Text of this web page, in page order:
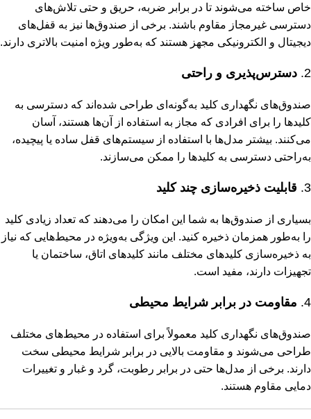
خاص ساخته می‌شوند تا در برابر ضربه، حریق و حتی تلاش‌های
دسترسی غیرمجاز مقاوم باشند. برخی از صندوق‌ها نیز به قفل‌های
دیجیتال و الکترونیکی مجهز هستند که به‌طور ویژه امنیت بالاتری دارند.
2. دسترس‌پذیری و راحتی
صندوق‌های نگهداری کلید به‌گونه‌ای طراحی شده‌اند که دسترسی به
کلیدها را برای افرادی که مجاز به استفاده از آن‌ها هستند، آسان
می‌کنند. بیشتر مدل‌ها با استفاده از سیستم‌های قفل ساده یا پیچیده،
به‌راحتی دسترسی به کلیدها را ممکن می‌سازند.
3. قابلیت ذخیره‌سازی چند کلید
بسیاری از صندوق‌ها به شما این امکان را می‌دهند که تعداد زیادی کلید
را به‌طور همزمان ذخیره کنید. این ویژگی به‌ویژه در محیط‌هایی که نیاز
به ذخیره‌سازی کلیدهای مختلف مانند کلیدهای اتاق، ساختمان یا
تجهیزات دارند، مفید است.
4. مقاومت در برابر شرایط محیطی
صندوق‌های نگهداری کلید معمولاً برای استفاده در محیط‌های مختلف
طراحی می‌شوند و مقاومت بالایی در برابر شرایط محیطی سخت
دارند. برخی از مدل‌ها حتی در برابر رطوبت، گرد و غبار و تغییرات
دمایی مقاوم هستند.